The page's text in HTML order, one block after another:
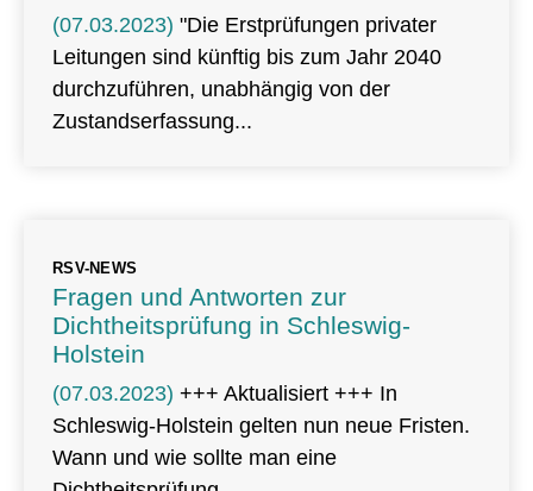
(07.03.2023) "Die Erstprüfungen privater
Leitungen sind künftig bis zum Jahr 2040
durchzuführen, unabhängig von der
Zustandserfassung
RSV-NEWS
Fragen und Antworten zur
Dichtheitsprüfung in Schleswig-
Holstein
(07.03.2023) +++ Aktualisiert +++ In
Schleswig-Holstein gelten nun neue Fristen.
Wann und wie sollte man eine